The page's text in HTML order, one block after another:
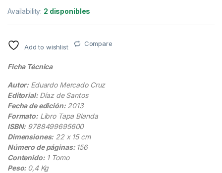
Availability: 2 disponibles
Add to wishlist Compare
Ficha Técnica
Autor: Eduardo Mercado Cruz
Editorial:Díaz de Santos
Fecha de edición:2013
Formato:Libro Tapa Blanda
ISBN: 9788499695600
Dimensiones: 22 x 15 cm
Número de páginas: 156
Contenido:1 Tomo
Peso: 0,4 Kg